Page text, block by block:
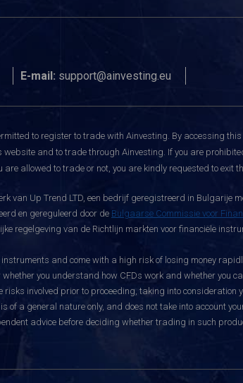
E-mail: support@ainvesting.eu
to register to trade with Ainvesting. By accessing
website and to trade through Ainvesting. If you are
are allowed to trade or not, you are kindly requested to exit
van Up Trend LTD, een bedrijf geregistreerd in Bulgarije
en gereguleerd door de Bulgaarse Commissie voor
regelgeving van de Richtlijn markten voor financiële
instruments and come with a high risk of losing money
whether you understand how CFDs work and whether you
involved prior to proceeding, taking into consideration
of a general nature only, and does not take into account
advice before deciding whether trading in such